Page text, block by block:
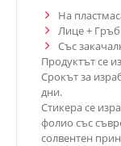
На
Лице + Гръб
Със
Продуктът се
Срокът за
дни.
Стикера се
фолио със
солвентен